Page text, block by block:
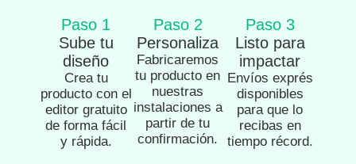
Paso 1
Sube tu
diseño
Crea tu
producto con el
editor gratuito
de forma fácil
y rápida.
Paso 2
Personaliza
Fabricaremos
tu producto en
nuestras
instalaciones a
partir de tu
confirmación.
Paso 3
Listo para
impactar
Envíos exprés
disponibles
para que lo
recibas en
tiempo récord.